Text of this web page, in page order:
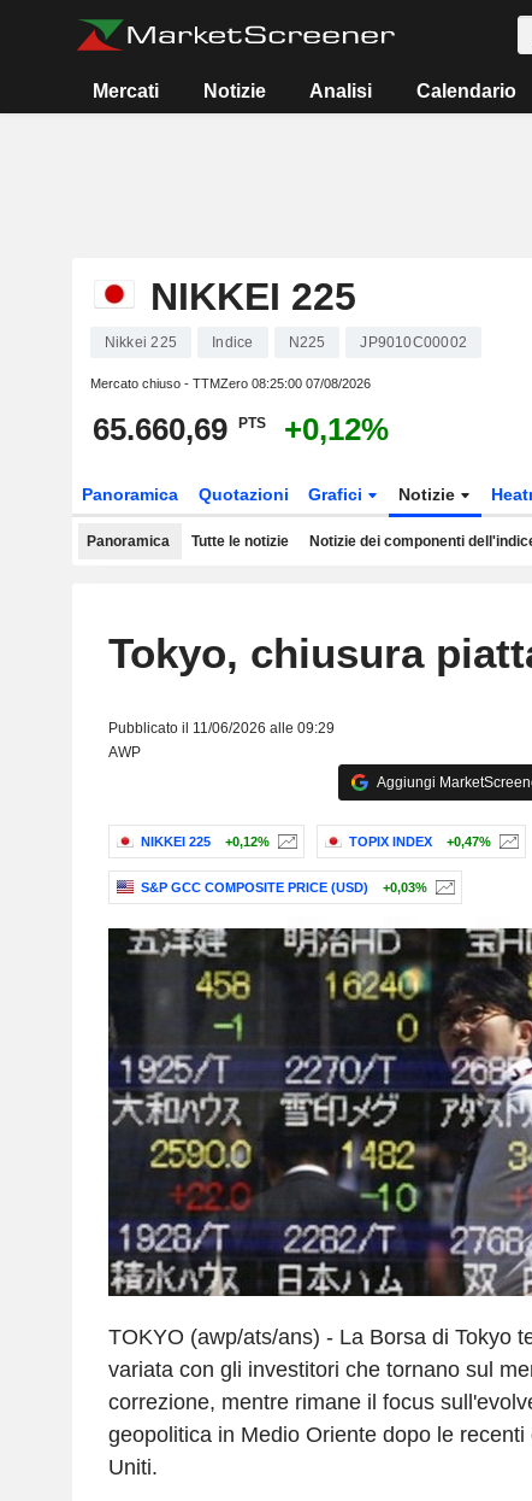
Mercati Notizie Analisi Calendario
NIKKEI 225
Nikkei 225 Indice N225 JP9010C00002
Mercato chiuso - TTMZero 08:25:00 07/08/2026
65.660,69 PTS +0,12%
Panoramica Quotazioni Grafici Notizie
Panoramica Tutte le notizie Notizie dei componenti
Tokyo, chiusura
Pubblicato il 11/06/2026 alle 09:29
AWP
Aggiungi
NIKKEI 225 +0,12% TOPIX INDEX +0,47%
S&P GCC COMPOSITE PRICE (USD) +0,03%
TOKYO (awp/ats/ans) - La Borsa di Tokyo
variata con gli investitori che tornano sul
correzione, mentre rimane il focus
geopolitica in Medio Oriente dopo le
Uniti.